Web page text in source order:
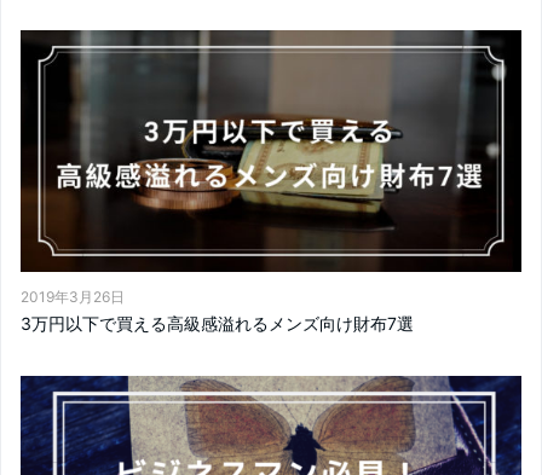
2019年3月26日
3万円以下で買える高級感溢れるメンズ向け財布7選